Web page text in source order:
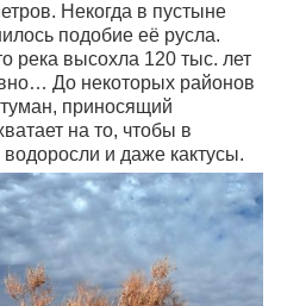
Некогда в пустыне
подобие её русла.
река высохла 120 тыс. лет
До некоторых районов
приносящий
на то, чтобы в
и даже кактусы.